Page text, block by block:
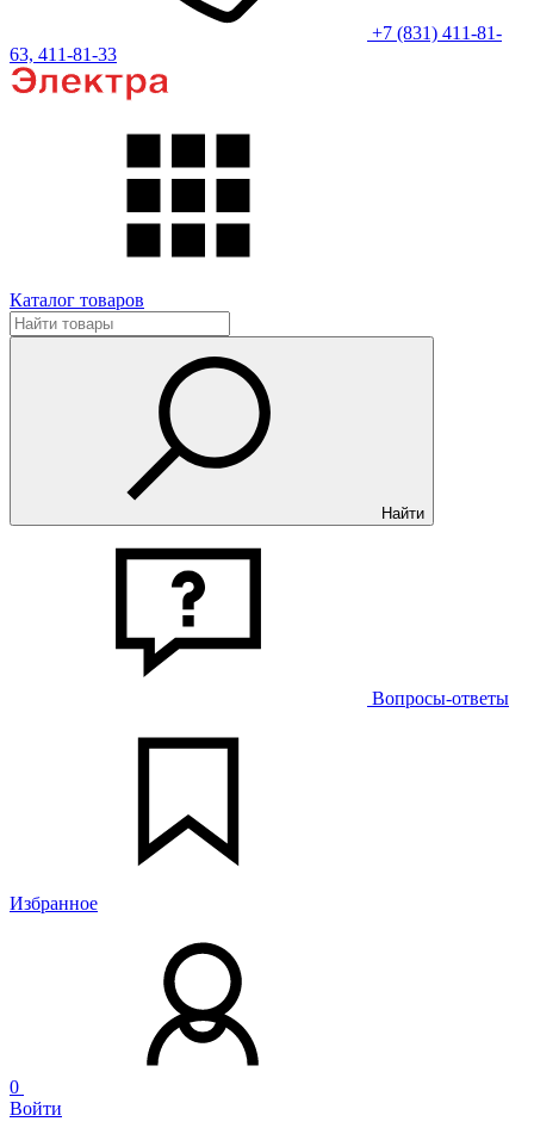
+7 (831) 411-81-
63, 411-81-33
Каталог товаров
Найти
Вопросы-ответы
Избранное
0
Войти